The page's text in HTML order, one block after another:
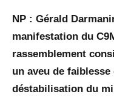
NP : Gérald
manifestation du
rassemblement
un aveu de
déstabilisation du